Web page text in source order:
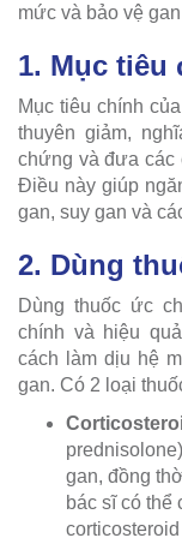
mức và bảo vệ
1. Mục tiêu
Mục tiêu chính
thuyên giảm,
chứng và đưa các
Điều này giúp
gan, suy gan và
2. Dùng
Dùng thuốc ức
chính và hiệu
cách làm dịu hệ
gan. Có 2 loại
gan, đồng
bác sĩ có thể